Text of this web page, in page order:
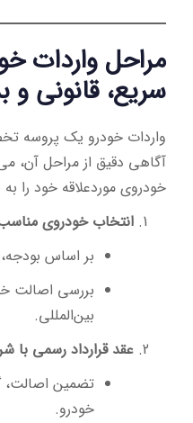
مراحل واردات
سریع، قانونی
واردات خودرو یک پروسه
آگاهی دقیق از مراحل آن،
خودروی موردعلاقه خود را
انتخاب خودروی
بر اساس
بررسی اصالت
بین‌المللی.
عقد قرارداد رسمی با
تضمین اصالت،
خودرو.